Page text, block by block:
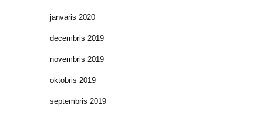
janvāris 2020
decembris 2019
novembris 2019
oktobris 2019
septembris 2019